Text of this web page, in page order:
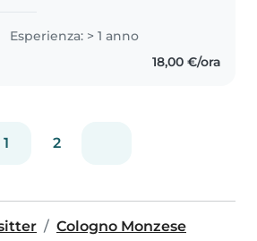
Esperienza: > 1 anno
18,00 €/ora
1 2
Cologno Monzese